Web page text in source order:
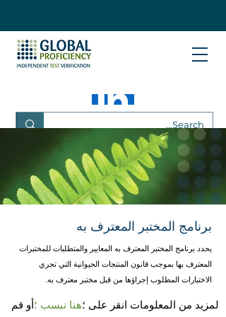
برنامج المختبر المعترف به
يحدد برنامج المختبر المعترف به المعايير والمتطلبات للمختبرات
المعترف بها بموجب قانون المنتجات الحيوانية التي تجري
الاختبارات المطلوب إجراؤها من قبل مختبر معترف به.
لمزيد من المعلومات انقر على ؛هنا نبسب ؛أو قم